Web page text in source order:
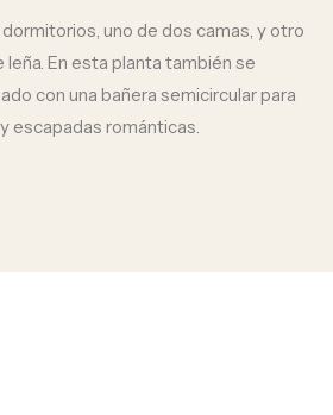
uno de dos camas, y otro
En esta planta también se
con una bañera semicircular para
escapadas románticas.